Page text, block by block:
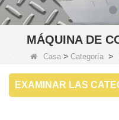
MÁQUINA DE
Casa > Categoría >
EXAMINAR LAS